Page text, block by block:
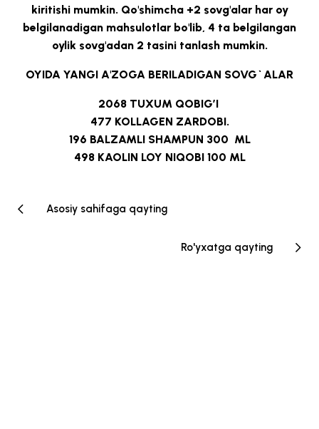
kiritishi mumkin. Qo'shimcha +2 sovg'alar har oy
belgilanadigan mahsulotlar bo'lib, 4 ta belgilangan
oylik sovg'adan 2 tasini tanlash mumkin.
OYIDA YANGI A'ZOGA BERILADIGAN SOVG`ALAR
2068 TUXUM QOBIG’I
477 KOLLAGEN ZARDOBI.
196 BALZAMLI SHAMPUN 300 ML
498 KAOLIN LOY NIQOBI 100 ML
Asosiy sahifaga qayting
Ro'yxatga qayting